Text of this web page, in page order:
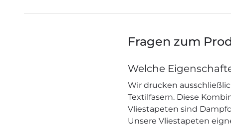
Fragen zum
Welche
Wir drucken
Textilfasern. Diese
Vliestapeten sind
Unsere Vliestapeten